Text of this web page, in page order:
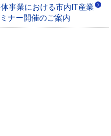
体事業における市内IT産業
ミナー開催のご案内